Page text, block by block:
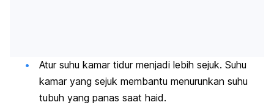
Atur suhu kamar tidur menjadi lebih sejuk. Suhu
kamar yang sejuk membantu menurunkan suhu
tubuh yang panas saat haid.